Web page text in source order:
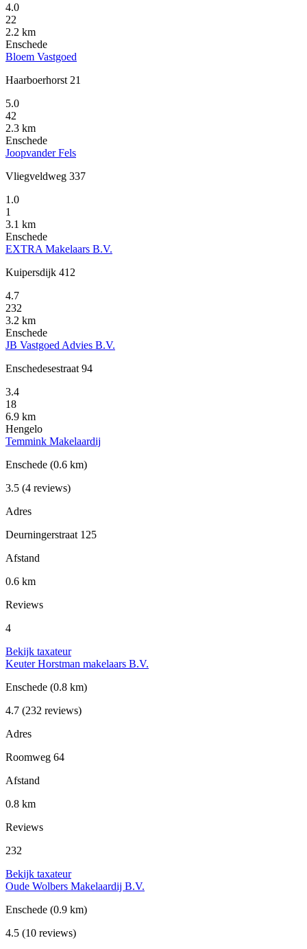
4.0
22
2.2 km
Enschede
Bloem Vastgoed
Haarboerhorst 21
5.0
42
2.3 km
Enschede
Joopvander Fels
Vliegveldweg 337
1.0
1
3.1 km
Enschede
EXTRA Makelaars B.V.
Kuipersdijk 412
4.7
232
3.2 km
Enschede
JB Vastgoed Advies B.V.
Enschedesestraat 94
3.4
18
6.9 km
Hengelo
Temmink Makelaardij
Enschede (0.6 km)
3.5 (4 reviews)
Adres
Deurningerstraat 125
Afstand
0.6 km
Reviews
4
Bekijk taxateur
Keuter Horstman makelaars B.V.
Enschede (0.8 km)
4.7 (232 reviews)
Adres
Roomweg 64
Afstand
0.8 km
Reviews
232
Bekijk taxateur
Oude Wolbers Makelaardij B.V.
Enschede (0.9 km)
4.5 (10 reviews)